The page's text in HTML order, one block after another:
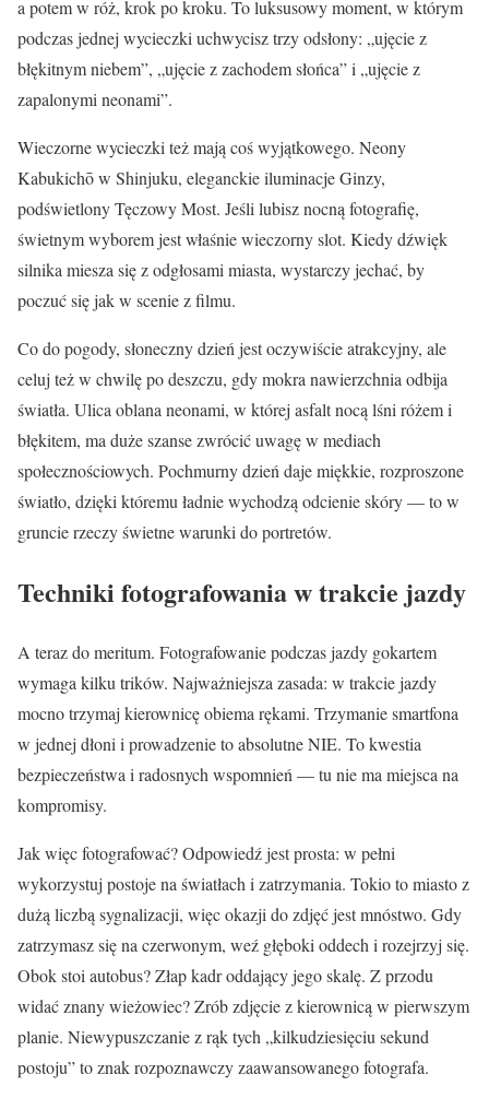
a potem w róż, krok po kroku. To luksusowy moment, w którym
podczas jednej wycieczki uchwycisz trzy odsłony: „ujęcie z
błękitnym niebem”, „ujęcie z zachodem słońca” i „ujęcie z
zapalonymi neonami”.
Wieczorne wycieczki też mają coś wyjątkowego. Neony
Kabukichō w Shinjuku, eleganckie iluminacje Ginzy,
podświetlony Tęczowy Most. Jeśli lubisz nocną fotografię,
świetnym wyborem jest właśnie wieczorny slot. Kiedy dźwięk
silnika miesza się z odgłosami miasta, wystarczy jechać, by
poczuć się jak w scenie z filmu.
Co do pogody, słoneczny dzień jest oczywiście atrakcyjny, ale
celuj też w chwilę po deszczu, gdy mokra nawierzchnia odbija
światła. Ulica oblana neonami, w której asfalt nocą lśni różem i
błękitem, ma duże szanse zwrócić uwagę w mediach
społecznościowych. Pochmurny dzień daje miękkie, rozproszone
światło, dzięki któremu ładnie wychodzą odcienie skóry — to w
gruncie rzeczy świetne warunki do portretów.
Techniki fotografowania w trakcie jazdy
A teraz do meritum. Fotografowanie podczas jazdy gokartem
wymaga kilku trików. Najważniejsza zasada: w trakcie jazdy
mocno trzymaj kierownicę obiema rękami. Trzymanie smartfona
w jednej dłoni i prowadzenie to absolutne NIE. To kwestia
bezpieczeństwa i radosnych wspomnień — tu nie ma miejsca na
kompromisy.
Jak więc fotografować? Odpowiedź jest prosta: w pełni
wykorzystuj postoje na światłach i zatrzymania. Tokio to miasto z
dużą liczbą sygnalizacji, więc okazji do zdjęć jest mnóstwo. Gdy
zatrzymasz się na czerwonym, weź głęboki oddech i rozejrzyj się.
Obok stoi autobus? Złap kadr oddający jego skalę. Z przodu
widać znany wieżowiec? Zrób zdjęcie z kierownicą w pierwszym
planie. Niewypuszczanie z rąk tych „kilkudziesięciu sekund
postoju” to znak rozpoznawczy zaawansowanego fotografa.